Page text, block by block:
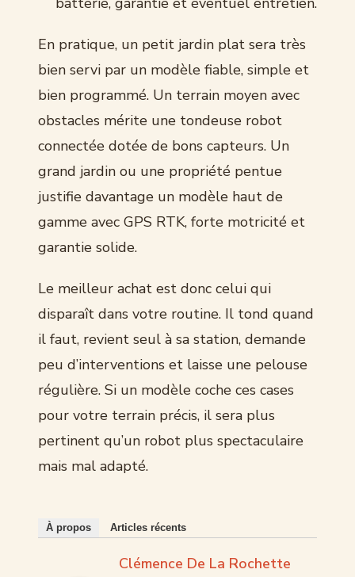
En pratique, un petit jardin plat sera très
bien servi par un modèle fiable, simple et
bien programmé. Un terrain moyen avec
obstacles mérite une tondeuse robot
connectée dotée de bons capteurs. Un
grand jardin ou une propriété pentue
justifie davantage un modèle haut de
gamme avec GPS RTK, forte motricité et
garantie solide.
Le meilleur achat est donc celui qui
disparaît dans votre routine. Il tond quand
il faut, revient seul à sa station, demande
peu d’interventions et laisse une pelouse
régulière. Si un modèle coche ces cases
pour votre terrain précis, il sera plus
pertinent qu’un robot plus spectaculaire
mais mal adapté.
À propos Articles récents
Clémence De La Rochette